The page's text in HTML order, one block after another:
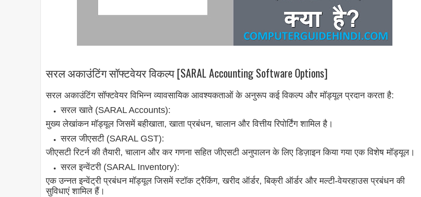
सरल अकाउंटिंग सॉफ्टवेयर विकल्प [SARAL Accounting Software Options]
सरल अकाउंटिंग सॉफ्टवेयर विभिन्न व्यावसायिक आवश्यकताओं के अनुरूप कई विकल्प और मॉड्यूल प्रदान करता है:
सरल खाते (SARAL Accounts):
मुख्य लेखांकन मॉड्यूल जिसमें बहीखाता, खाता प्रबंधन, चालान और वित्तीय रिपोर्टिंग शामिल है।
सरल जीएसटी (SARAL GST):
जीएसटी रिटर्न की तैयारी, चालान और कर गणना सहित जीएसटी अनुपालन के लिए डिज़ाइन किया गया एक विशेष मॉड्यूल।
सरल इन्वेंटरी (SARAL Inventory):
एक उन्नत इन्वेंट्री प्रबंधन मॉड्यूल जिसमें स्टॉक ट्रैकिंग, खरीद ऑर्डर, बिक्री ऑर्डर और मल्टी-वेयरहाउस प्रबंधन की
सुविधाएं शामिल हैं।